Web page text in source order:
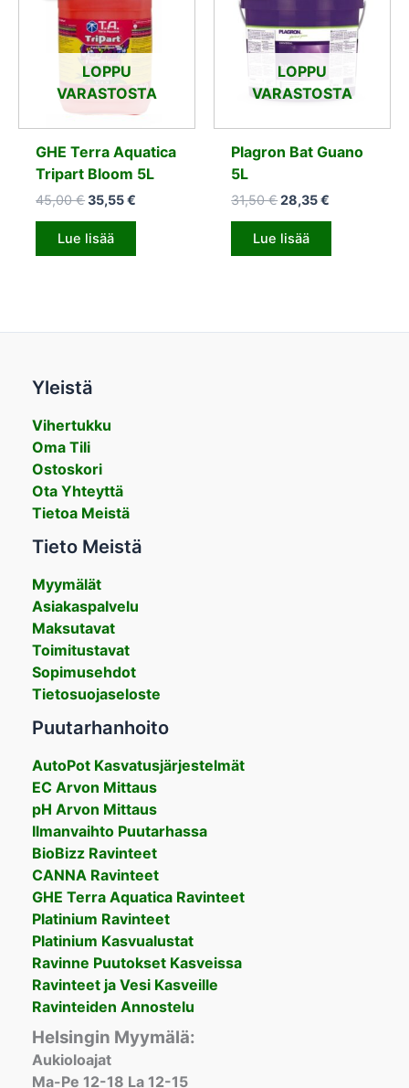
LOPPU
VARASTOSTA
GHE Terra Aquatica
Tripart Bloom 5L
45,00€
45,00 €.
35,55€
35,55 €.
Lue lisää
LOPPU
VARASTOSTA
Plagron Bat Guano
5L
31,50€28,35€
28,35 €.
Lue lisää
Yleistä
Vihertukku
Oma Tili
Ostoskori
Ota Yhteyttä
Tietoa Meistä
Tieto Meistä
Myymälät
Asiakaspalvelu
Maksutavat
Toimitustavat
Sopimusehdot
Tietosuojaseloste
Puutarhanhoito
AutoPot Kasvatusjärjestelmät
EC Arvon Mittaus
pH Arvon Mittaus
Ilmanvaihto Puutarhassa
BioBizz Ravinteet
CANNA Ravinteet
GHE Terra Aquatica Ravinteet
Platinium Ravinteet
Platinium Kasvualustat
Ravinne Puutokset Kasveissa
Ravinteet ja Vesi Kasveille
Ravinteiden Annostelu
Helsingin Myymälä:
Aukioloajat
Ma-Pe 12-18 La 12-15